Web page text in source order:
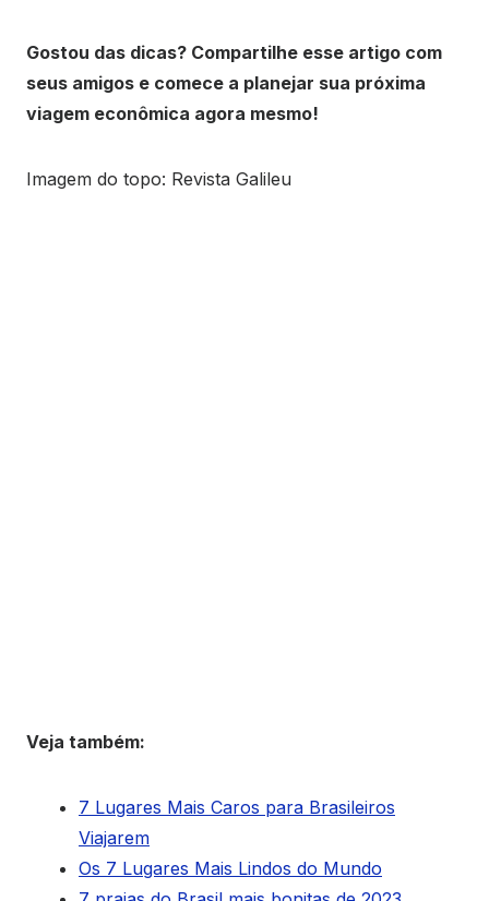
Gostou das dicas? Compartilhe esse artigo com
seus amigos e comece a planejar sua próxima
viagem econômica agora mesmo!
Imagem do topo: Revista Galileu
Veja também:
7 Lugares Mais Caros para Brasileiros
Viajarem
Os 7 Lugares Mais Lindos do Mundo